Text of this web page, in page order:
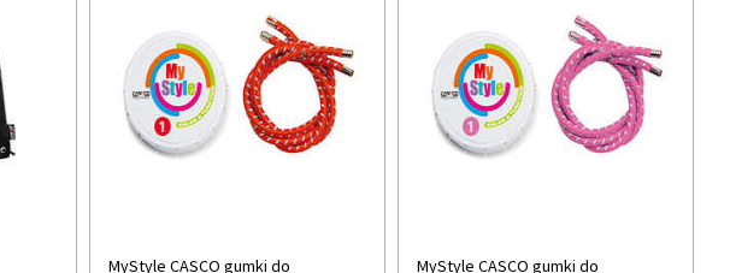
MyStyle CASCO gumki do
MyStyle CASCO gumki do